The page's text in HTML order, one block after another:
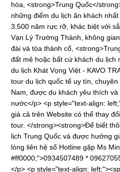
hóa, <strong>Trung Quốc</
những điểm du lịch ăn khách
3.500 năm rực rỡ, khác biệt với
Vạn Lý Trường Thành, không
đài và tòa thành cổ,
đất mê hoặc bất cứ khách du lịch
du lịch Khát Vọng Việt - KAVO
tour du lịch quốc tế uy tín,
Nam, được du khách yêu thích
nước</p> <p style="text-align:
giá cả trên Website có thể thay
tour. </strong><strong>Để biết
lịch Trung Quốc và được hưởng
lòng liên hệ số Hotline gặp Ms
#ff0000;">0934507489 *
</p> <p style="text-align: